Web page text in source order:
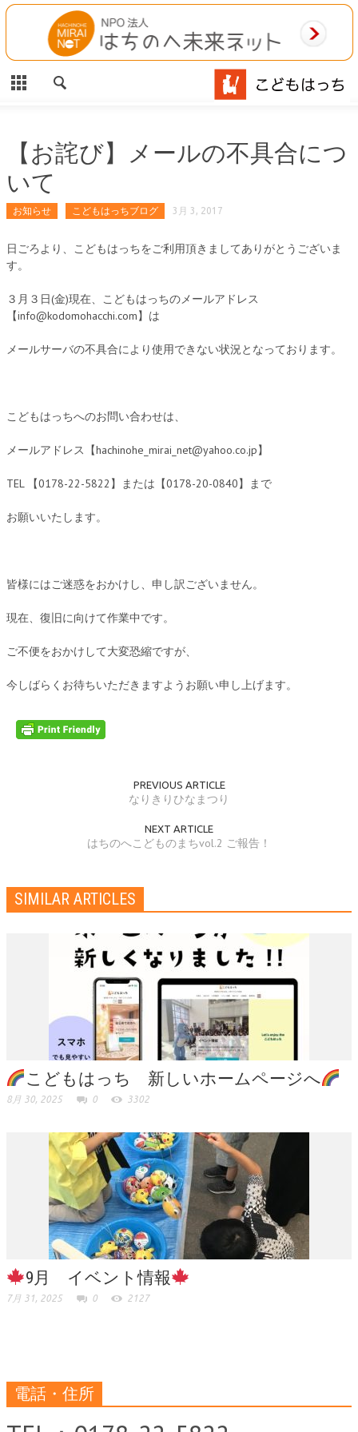
CLOSE
HOME
施設案内
相談事業
MAP
お問合わせ
運営団体
【お詫び】メールの不具合につ
いて
お知らせ こどもはっちブログ 3月 3, 2017
日ごろより、こどもはっちをご利用頂きましてありがとうございま
す。
３月３日(金)現在、こどもはっちのメールアドレス
【info@kodomohacchi.com】は
メールサーバの不具合により使用できない状況となっております。
こどもはっちへのお問い合わせは、
メールアドレス【hachinohe_mirai_net@yahoo.co.jp】
TEL 【0178-22-5822】または【0178-20-0840】まで
お願いいたします。
皆様にはご迷惑をおかけし、申し訳ございません。
現在、復旧に向けて作業中です。
ご不便をおかけして大変恐縮ですが、
今しばらくお待ちいただきますようお願い申し上げます。
PREVIOUS ARTICLE
なりきりひなまつり
NEXT ARTICLE
はちのへこどものまちvol.2 ご報告！
SIMILAR ARTICLES
こどもはっち 新しいホームページへ
8月 30, 2025 0 3302
9月 イベント情報
7月 31, 2025 0 2127
電話・住所